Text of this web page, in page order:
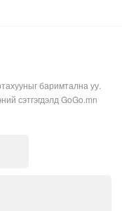
баримтална уу.
сэтгэгдэлд GoGo.mn